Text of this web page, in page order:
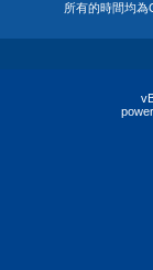
所有的時間均為